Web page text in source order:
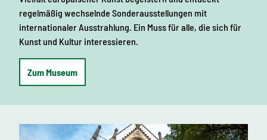
regelmäßig wechselnde Sonderausstellungen mit
internationaler Ausstrahlung. Ein Muss für alle, die sich für
Kunst und Kultur interessieren.
Zum Museum